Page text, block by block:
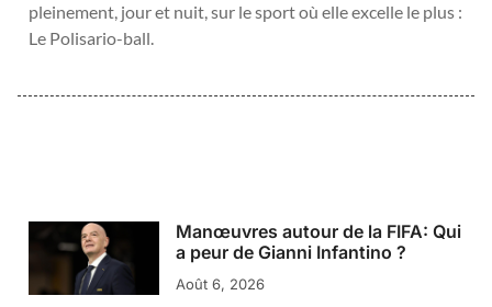
pleinement, jour et nuit, sur le sport où elle excelle le plus :
Le Polisario-ball.
Manœuvres autour de la FIFA: Qui
a peur de Gianni Infantino ?
Août 6, 2026